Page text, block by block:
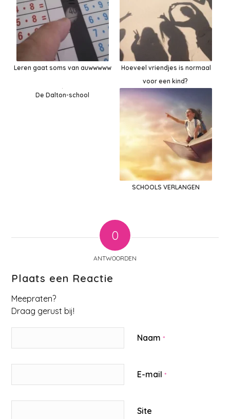
Leren gaat soms van auwwwww
Hoeveel vriendjes is normaal
voor een kind?
De Dalton-school
SCHOOLS VERLANGEN
0
ANTWOORDEN
Plaats een Reactie
Meepraten?
Draag gerust bij!
Naam*
E-mail*
Site